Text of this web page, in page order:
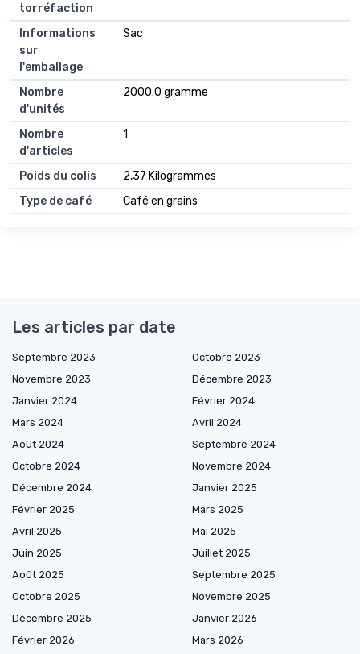
torréfaction
Informations
sur
l'emballage
Sac
Nombre
d'unités
2000.0 gramme
Nombre
d'articles
1
Poids du colis
2,37 Kilogrammes
Type de café
Café en grains
Les articles par date
Septembre 2023
Octobre 2023
Novembre 2023
Décembre 2023
Janvier 2024
Février 2024
Mars 2024
Avril 2024
Août 2024
Septembre 2024
Octobre 2024
Novembre 2024
Décembre 2024
Janvier 2025
Février 2025
Mars 2025
Avril 2025
Mai 2025
Juin 2025
Juillet 2025
Août 2025
Septembre 2025
Octobre 2025
Novembre 2025
Décembre 2025
Janvier 2026
Février 2026
Mars 2026